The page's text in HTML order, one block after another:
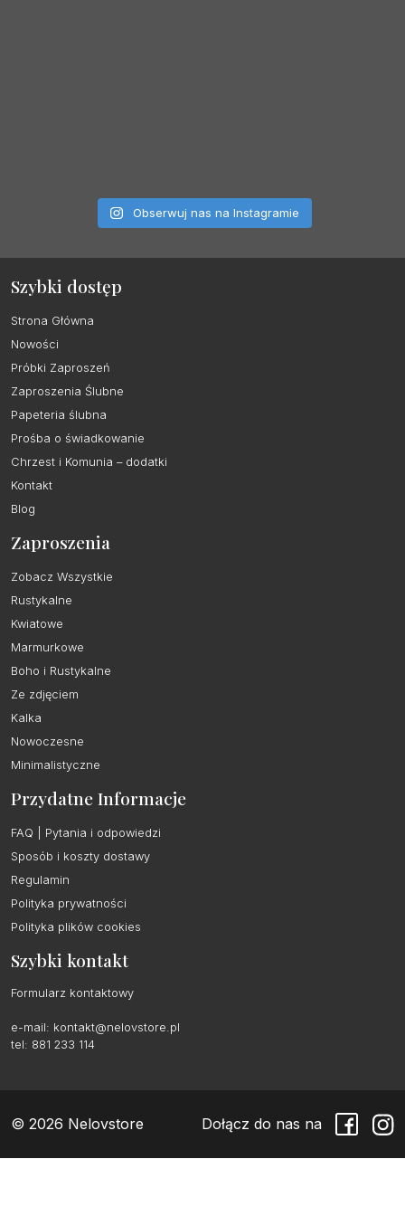
Obserwuj nas na Instagramie
Szybki dostęp
Strona Główna
Nowości
Próbki Zaproszeń
Zaproszenia Ślubne
Papeteria ślubna
Prośba o świadkowanie
Chrzest i Komunia – dodatki
Kontakt
Blog
Zaproszenia
Zobacz Wszystkie
Rustykalne
Kwiatowe
Marmurkowe
Boho i Rustykalne
Ze zdjęciem
Kalka
Nowoczesne
Minimalistyczne
Przydatne Informacje
FAQ | Pytania i odpowiedzi
Sposób i koszty dostawy
Regulamin
Polityka prywatności
Polityka plików cookies
Szybki kontakt
Formularz kontaktowy
e-mail: kontakt@nelovstore.pl
tel: 881 233 114
© 2026 Nelovstore Dołącz do nas na